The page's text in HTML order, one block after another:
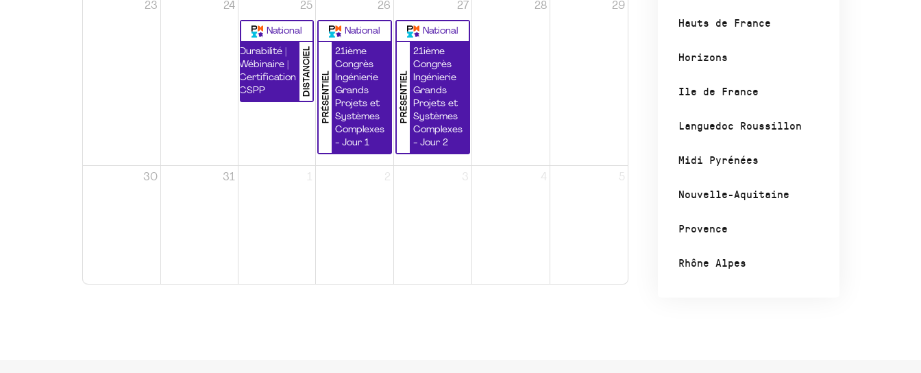
Hauts de France
Horizons
Ile de France
Languedoc Roussillon
Midi Pyrénées
Nouvelle-Aquitaine
Provence
Rhône Alpes
23 24 25
National
DISTANCIEL
Durabilité |
Wébinaire |
Certification
CSPP
26
National
PRÉSENTIEL
21ième
Congrès
Ingénierie
Grands
Projets et
Systèmes
Complexes
- Jour 1
27
National
PRÉSENTIEL
21ième
Congrès
Ingénierie
Grands
Projets et
Systèmes
Complexes
- Jour 2
28 29
30 31 1 2 3 4 5